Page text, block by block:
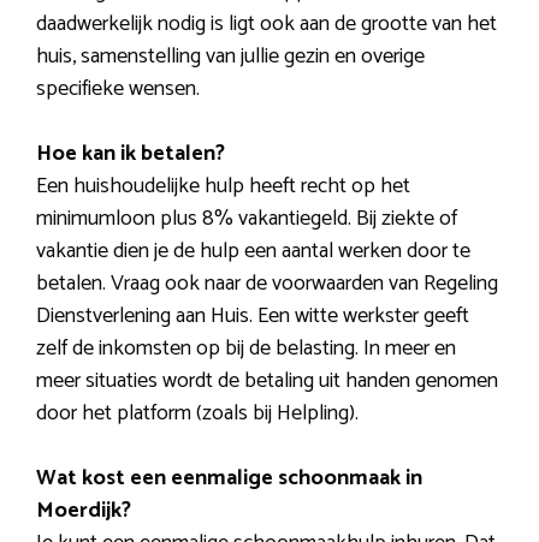
daadwerkelijk nodig is ligt ook aan de grootte van het
huis, samenstelling van jullie gezin en overige
specifieke wensen.
Hoe kan ik betalen?
Een huishoudelijke hulp heeft recht op het
minimumloon plus 8% vakantiegeld. Bij ziekte of
vakantie dien je de hulp een aantal werken door te
betalen. Vraag ook naar de voorwaarden van Regeling
Dienstverlening aan Huis. Een witte werkster geeft
zelf de inkomsten op bij de belasting. In meer en
meer situaties wordt de betaling uit handen genomen
door het platform (zoals bij Helpling).
Wat kost een eenmalige schoonmaak in
Moerdijk?